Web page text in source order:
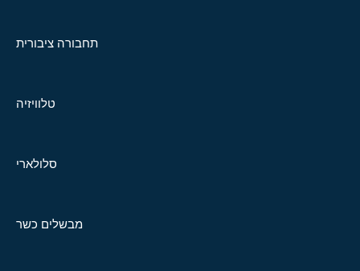
תחבורה ציבורית
טלוויזיה
סלולארי
מבשלים כשר